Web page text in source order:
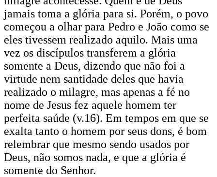
jamais toma a glória para si. Porém, o povo
começou a olhar para Pedro e João como se
eles tivessem realizado aquilo. Mais uma
vez os discípulos transferem a glória
somente a Deus, dizendo que não foi a
virtude nem santidade deles que havia
realizado o milagre, mas apenas a fé no
nome de Jesus fez aquele homem ter
perfeita saúde (v.16). Em tempos em que se
exalta tanto o homem por seus dons, é bom
relembrar que mesmo sendo usados por
Deus, não somos nada, e que a glória é
somente do Senhor.